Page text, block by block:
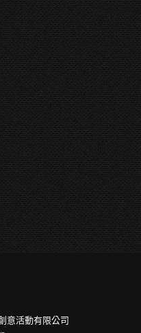
意活動有限公司